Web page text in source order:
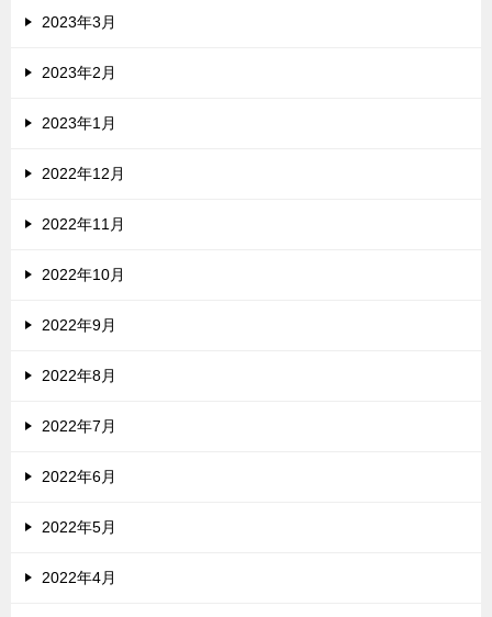
2023年3月
2023年2月
2023年1月
2022年12月
2022年11月
2022年10月
2022年9月
2022年8月
2022年7月
2022年6月
2022年5月
2022年4月